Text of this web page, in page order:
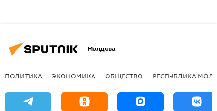
Молдова
ПОЛИТИКА ЭКОНОМИКА ОБЩЕСТВО РЕСПУБЛИКА